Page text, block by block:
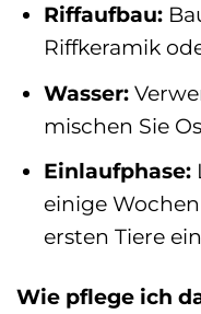
Riffaufbau:
Riffkeramik
Wasser:
mischen Sie
Einlaufphase:
einige
ersten Tiere
Wie pflege ich